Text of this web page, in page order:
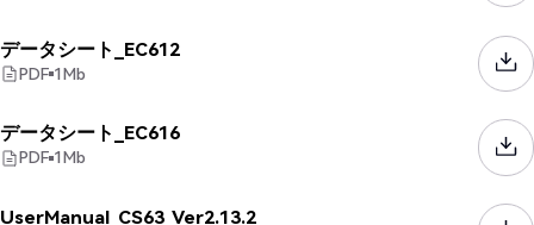
データシート_EC612
PDF 1Mb
データシート_EC616
PDF 1Mb
UserManual_CS63_Ver2.13.2